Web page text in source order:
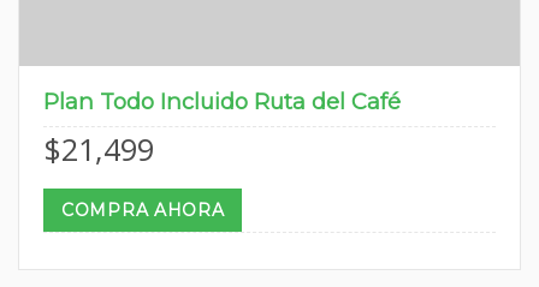
Plan Todo Incluido Ruta del Café
$21,499
COMPRA AHORA